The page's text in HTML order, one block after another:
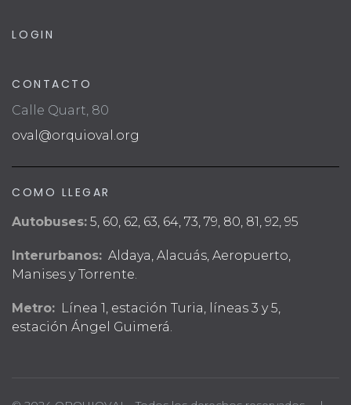
LOGIN
CONTACTO
Calle Quart, 80
oval@orquioval.org
COMO LLEGAR
Autobuses: 5, 60, 62, 63, 64, 73, 79, 80, 81, 92, 95
Interurbanos: Aldaya, Alacuás, Aeropuerto,
Manises y Torrente.
Metro: Línea 1, estación Turia, líneas 3 y 5,
estación Ángel Guimerá.